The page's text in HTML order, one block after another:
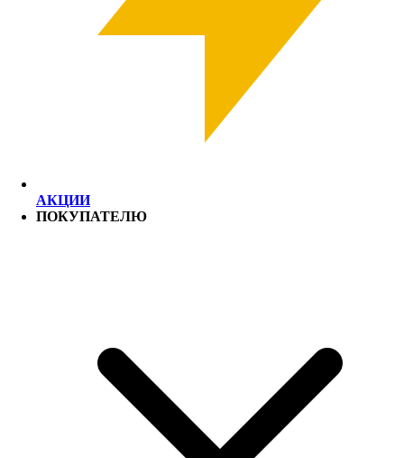
АКЦИИ
ПОКУПАТЕЛЮ